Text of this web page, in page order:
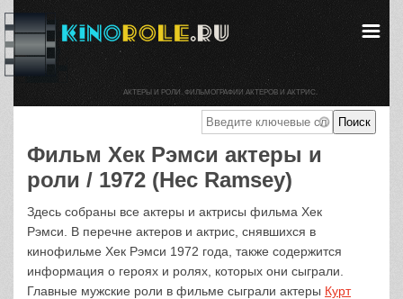
Фильм Хек Рэмси актеры и
роли / 1972 (Hec Ramsey)
Здесь собраны все актеры и актрисы фильма Хек
Рэмси. В перечне актеров и актрис, снявшихся в
кинофильме Хек Рэмси 1972 года, также содержится
информация о героях и ролях, которых они сыграли.
Главные мужские роли в фильме сыграли актеры Курт
АКТЕРЫ И РОЛИ. ФИЛЬМОГРАФИИ АКТЕРОВ И АКТРИС.